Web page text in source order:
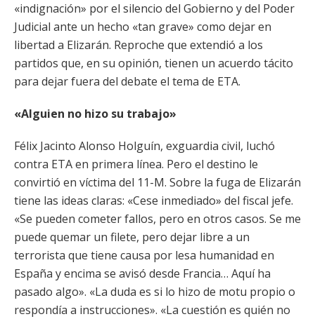
«indignación» por el silencio del Gobierno y del Poder
Judicial ante un hecho «tan grave» como dejar en
libertad a Elizarán. Reproche que extendió a los
partidos que, en su opinión, tienen un acuerdo tácito
para dejar fuera del debate el tema de ETA.
«Alguien no hizo su trabajo»
Félix Jacinto Alonso Holguín, exguardia civil, luchó
contra ETA en primera línea. Pero el destino le
convirtió en víctima del 11-M. Sobre la fuga de Elizarán
tiene las ideas claras: «Cese inmediado» del fiscal jefe.
«Se pueden cometer fallos, pero en otros casos. Se me
puede quemar un filete, pero dejar libre a un
terrorista que tiene causa por lesa humanidad en
España y encima se avisó desde Francia… Aquí ha
pasado algo». «La duda es si lo hizo de motu propio o
respondía a instrucciones». «La cuestión es quién no